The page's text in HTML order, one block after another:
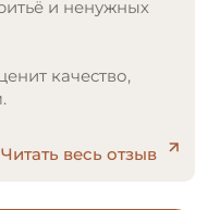
и ненужных
качество,
Читать весь отзыв